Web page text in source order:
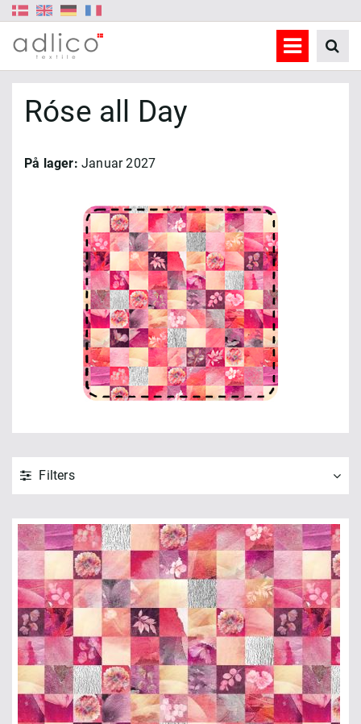
Róse all Day
På lager: Januar 2027
Filters